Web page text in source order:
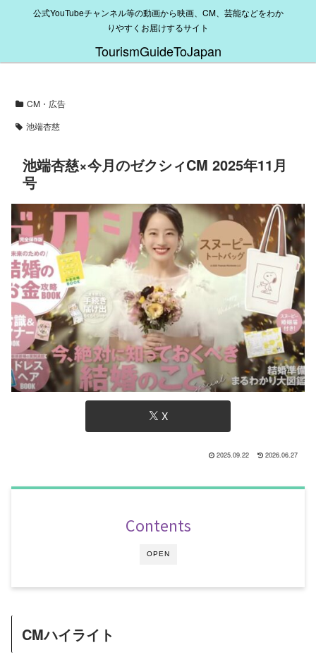
公式YouTubeチャンネル等の動画から映画、CM、芸能などをわか
りやすくお届けするサイト
TourismGuideToJapan
CM・広告
池端杏慈
池端杏慈×今月のゼクシィCM 2025年11月
号
X
2025.09.22 2026.06.27
OPEN
Contents
CMハイライト